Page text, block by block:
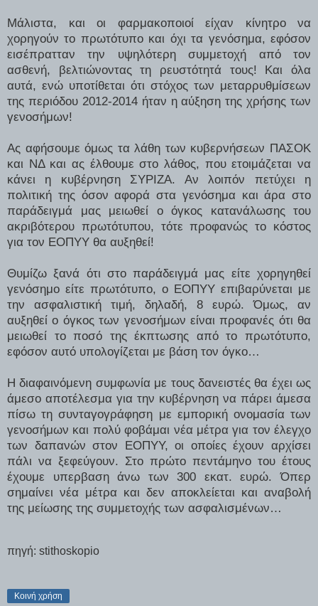
Μάλιστα, και οι φαρμακοποιοί είχαν κίνητρο να
χορηγούν το πρωτότυπο και όχι τα γενόσημα, εφόσον
εισέπρατταν την υψηλότερη συμμετοχή από τον
ασθενή, βελτιώνοντας τη ρευστότητά τους! Και όλα
αυτά, ενώ υποτίθεται ότι στόχος των μεταρρυθμίσεων
της περιόδου 2012-2014 ήταν η αύξηση της χρήσης των
γενοσήμων!
Ας αφήσουμε όμως τα λάθη των κυβερνήσεων ΠΑΣΟΚ
και ΝΔ και ας έλθουμε στο λάθος, που ετοιμάζεται να
κάνει η κυβέρνηση ΣΥΡΙΖΑ. Αν λοιπόν πετύχει η
πολιτική της όσον αφορά στα γενόσημα και άρα στο
παράδειγμά μας μειωθεί ο όγκος κατανάλωσης του
ακριβότερου πρωτότυπου, τότε προφανώς το κόστος
για τον ΕΟΠΥΥ θα αυξηθεί!
Θυμίζω ξανά ότι στο παράδειγμά μας είτε χορηγηθεί
γενόσημο είτε πρωτότυπο, ο ΕΟΠΥΥ επιβαρύνεται με
την ασφαλιστική τιμή, δηλαδή, 8 ευρώ. Όμως, αν
αυξηθεί ο όγκος των γενοσήμων είναι προφανές ότι θα
μειωθεί το ποσό της έκπτωσης από το πρωτότυπο,
εφόσον αυτό υπολογίζεται με βάση τον όγκο…
Η διαφαινόμενη συμφωνία με τους δανειστές θα έχει ως
άμεσο αποτέλεσμα για την κυβέρνηση να πάρει άμεσα
πίσω τη συνταγογράφηση με εμπορική ονομασία των
γενοσήμων και πολύ φοβάμαι νέα μέτρα για τον έλεγχο
των δαπανών στον ΕΟΠΥΥ, οι οποίες έχουν αρχίσει
πάλι να ξεφεύγουν. Στο πρώτο πεντάμηνο του έτους
έχουμε υπερβαση άνω των 300 εκατ. ευρώ. Όπερ
σημαίνει νέα μέτρα και δεν αποκλείεται και αναβολή
της μείωσης της συμμετοχής των ασφαλισμένων…
πηγή: stithoskopio
Κοινή χρήση